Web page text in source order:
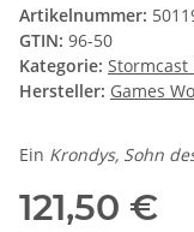
Artikelnummer:
GTIN: 96-50
Kategorie: Stormcast
Hersteller: Games
Ein Krondys, Sohn
121,50 €